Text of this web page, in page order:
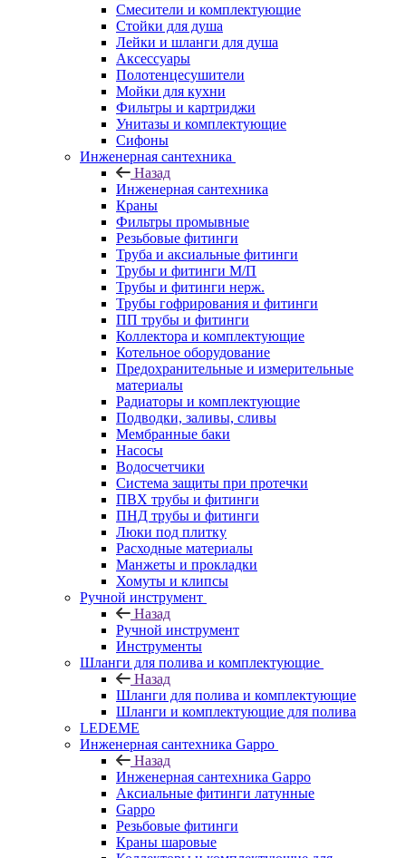
Смесители и комплектующие
Стойки для душа
Лейки и шланги для душа
Аксессуары
Полотенцесушители
Мойки для кухни
Фильтры и картриджи
Унитазы и комплектующие
Сифоны
Инженерная сантехника
Назад
Инженерная сантехника
Краны
Фильтры промывные
Резьбовые фитинги
Труба и аксиальные фитинги
Трубы и фитинги М/П
Трубы и фитинги нерж.
Трубы гофрирования и фитинги
ПП трубы и фитинги
Коллектора и комплектующие
Котельное оборудование
Предохранительные и измерительные
материалы
Радиаторы и комплектующие
Подводки, заливы, сливы
Мембранные баки
Насосы
Водосчетчики
Система защиты при протечки
ПВХ трубы и фитинги
ПНД трубы и фитинги
Люки под плитку
Расходные материалы
Манжеты и прокладки
Хомуты и клипсы
Ручной инструмент
Назад
Ручной инструмент
Инструменты
Шланги для полива и комплектующие
Назад
Шланги для полива и комплектующие
Шланги и комплектующие для полива
LEDEME
Инженерная сантехника Gappo
Назад
Инженерная сантехника Gappo
Аксиальные фитинги латунные
Gappo
Резьбовые фитинги
Краны шаровые